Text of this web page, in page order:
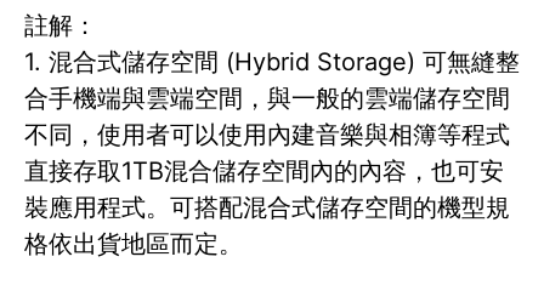
註解：
1. 混合式儲存空間 (Hybrid Storage) 可無縫整
合手機端與雲端空間，與一般的雲端儲存空間
不同，使用者可以使用內建音樂與相簿等程式
直接存取1TB混合儲存空間內的內容，也可安
裝應用程式。可搭配混合式儲存空間的機型規
格依出貨地區而定。